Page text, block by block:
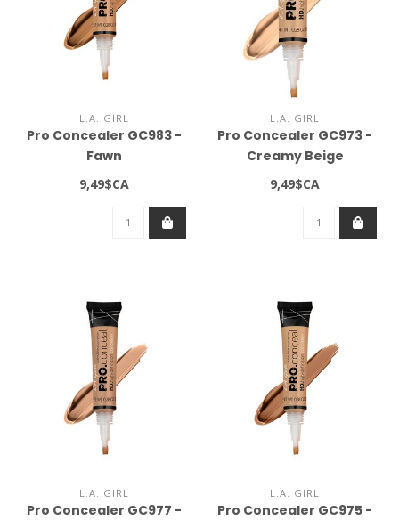
L.A. GIRL
Pro Concealer GC983 -
Fawn
9,49$CA
L.A. GIRL
Pro Concealer GC973 -
Creamy Beige
9,49$CA
L.A. GIRL
Pro Concealer GC977 -
L.A. GIRL
Pro Concealer GC975 -